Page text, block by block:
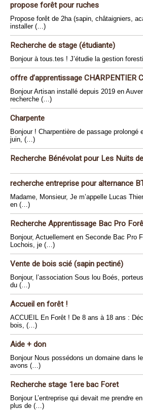
propose forêt pour ruches
Propose forêt de 2ha (sapin, châtaigniers,
installer (…)
Recherche de stage (étudiante)
Bonjour à tous.tes ! J’étudie la gestion
offre d’apprentissage CHARPENTIER
Bonjour Artisan installé depuis 2019 en
recherche (…)
Charpente
Bonjour ! Charpentière de passage prolongé
juin, (…)
Recherche Bénévolat pour Les Nuits
recherche entreprise pour alternance
Madame, Monsieur, Je m’appelle Lucas
en (…)
Recherche Apprentissage Bac Pro
Bonjour, Actuellement en Seconde Bac Pro
Lochois, je (…)
Vente de bois scié (sapin pectiné)
Bonjour, l’association Sous lou Boés,
du (…)
Accueil en forêt !
ACCUEIL En Forêt ! De 8 ans à 18 ans :
bois, (…)
Aide + don
Bonjour Nous possédons un domaine dans
avons (…)
Recherche stage 1ere bac Foret
Bonjour L’entreprise qui devait me prendre
plus de (…)